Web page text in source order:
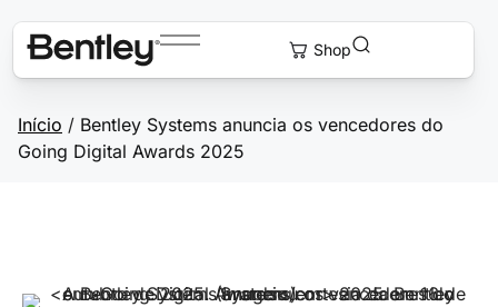
Início / Bentley Systems anuncia os vencedores do
Going Digital Awards 2025